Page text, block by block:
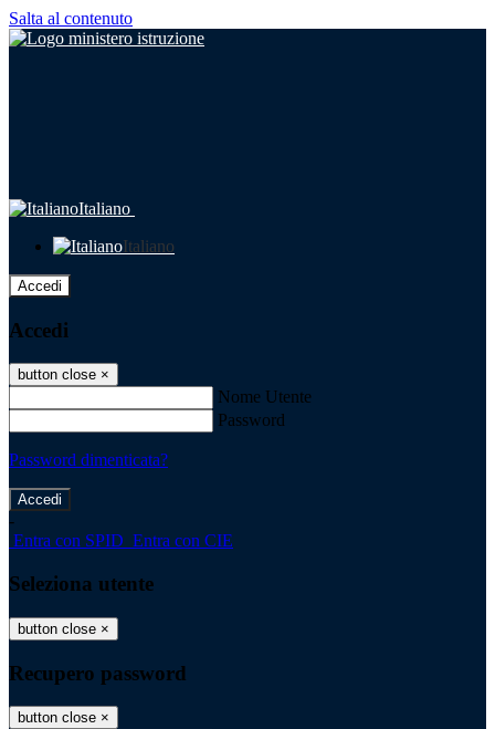
Salta al contenuto
Italiano
Italiano
Accedi
Accedi
button close ×
Nome Utente
Password
Password dimenticata?
-
Entra con SPID Entra con CIE
Seleziona utente
button close ×
Recupero password
button close ×